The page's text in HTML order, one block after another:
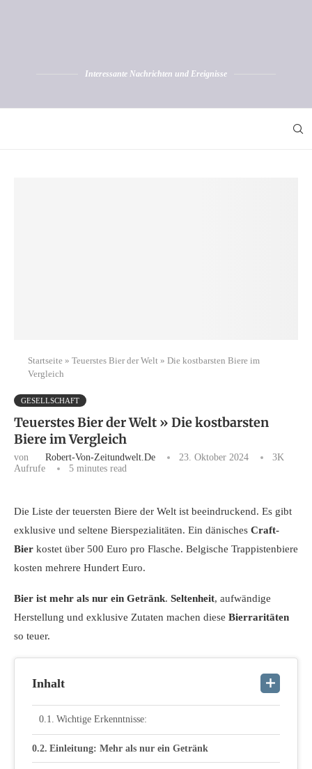
Interessante Nachrichten und Ereignisse
Startseite » Teuerstes Bier der Welt » Die kostbarsten Biere im
Vergleich
GESELLSCHAFT
Teuerstes Bier der Welt » Die kostbarsten
Biere im Vergleich
von Robert-Von-Zeitundwelt.de 23. Oktober 2024
3K
Aufrufe
5 minutes read
Die Liste der teuersten Biere der Welt ist beeindruckend. Es gibt
exklusive und seltene Bierspezialitäten. Ein dänisches Craft-
Bier kostet über 500 Euro pro Flasche. Belgische Trappistenbiere
kosten mehrere Hundert Euro.
Bier ist mehr als nur ein Getränk. Seltenheit, aufwändige
Herstellung und exklusive Zutaten machen diese Bierraritäten
so teuer.
Inhalt
Wichtige Erkenntnisse:
Einleitung: Mehr als nur ein Getränk